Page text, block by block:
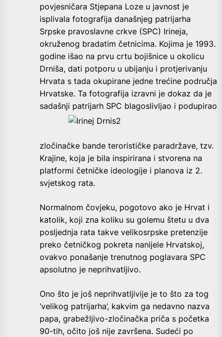
povjesničara Stjepana Loze u javnost je
isplivala fotografija današnjeg patrijarha
Srpske pravoslavne crkve (SPC) Irineja,
okruženog bradatim četnicima. Kojima je 1993.
godine išao na prvu crtu bojišnice u okolicu
Drniša, dati potporu u ubijanju i protjerivanju
Hrvata s tada okupirane jedne trećine područja
Hrvatske. Ta fotografija izravni je dokaz da je
sadašnji patrijarh SPC blagoslivljao i podupirao
zločinačke bande terorističke paradržave, tzv.
Krajine, koja je bila inspirirana i stvorena na
platformi četničke ideologije i planova iz 2.
svjetskog rata.
Normalnom čovjeku, pogotovo ako je Hrvat i
katolik, koji zna koliku su golemu štetu u dva
posljednja rata takve velikosrpske pretenzije
preko četničkog pokreta nanijele Hrvatskoj,
ovakvo ponašanje trenutnog poglavara SPC
apsolutno je neprihvatljivo.
Ono što je još neprihvatljivije je to što za tog
‘velikog patrijarha’, kakvim ga nedavno nazva
papa, grabežljivo-zločinačka priča s početka
90-tih, očito još nije završena. Sudeći po